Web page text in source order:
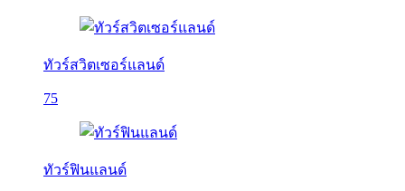
ทัวร์สวิตเซอร์แลนด์
75
ทัวร์ฟินแลนด์